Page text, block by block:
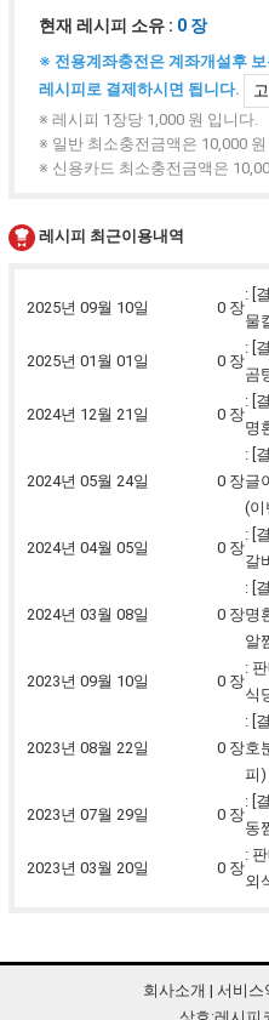
현재 레시피 소유 : 0 장
※ 전용계좌충전은 계좌개설후
레시피로 결제하시면 됩니다.
※ 레시피 1장당 1,000 원 입니다.
※ 일반 최소충전금액은 10,000
※ 신용카드 최소충전금액은
레시피 최근이용내역
2025년 09월 10일 0 장
: [
물
2025년 01월 01일 0 장
: [
곰
2024년 12월 21일 0 장
: [
명
2024년 05월 24일 0 장
: [
글
(이
2024년 04월 05일 0 장
: [
갈
2024년 03월 08일 0 장
: [
명
알
2023년 09월 10일 0 장
:
식
2023년 08월 22일 0 장
: [
호
피)
2023년 07월 29일 0 장
: [
동
2023년 03월 20일 0 장
:
외
회사소개 | 서비스